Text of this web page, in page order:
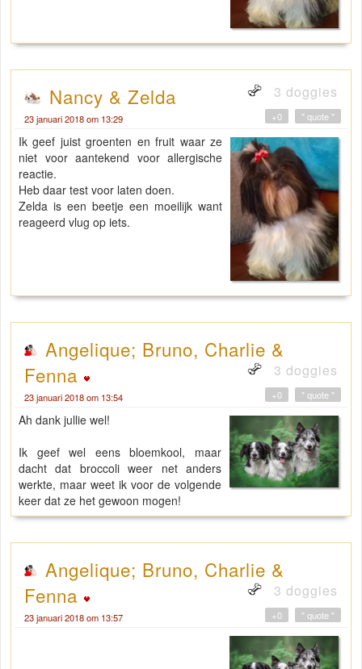
Nancy & Zelda 3 doggies
23 januari 2018 om 13:29 " quote "
+0
Ik geef juist groenten en fruit waar ze
niet voor aantekend voor allergische
reactie.
Heb daar test voor laten doen.
Zelda is een beetje een moeilijk want
reageerd vlug op iets.
Angelique; Bruno, Charlie &
Fenna
3 doggies
23 januari 2018 om 13:54 " quote "
+0
Ah dank jullie wel!
Ik geef wel eens bloemkool, maar
dacht dat broccoli weer net anders
werkte, maar weet ik voor de volgende
keer dat ze het gewoon mogen!
Angelique; Bruno, Charlie &
Fenna
3 doggies
23 januari 2018 om 13:57 " quote "
+0